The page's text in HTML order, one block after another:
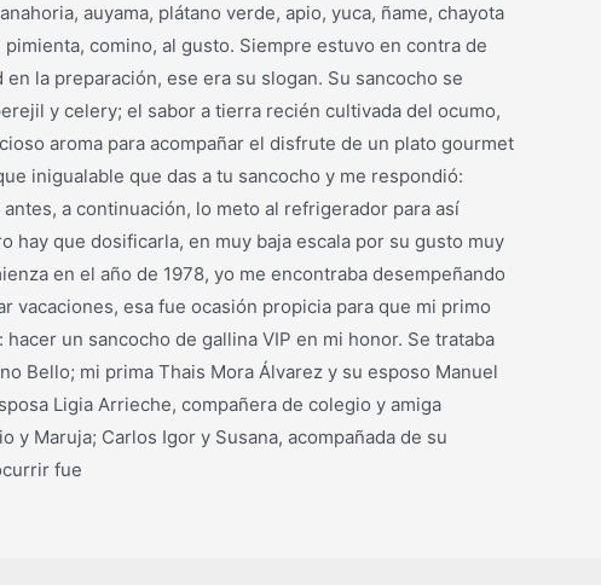
auyama, plátano verde, apio, yuca, ñame, chayota
comino, al gusto. Siempre estuvo en contra de
la preparación, ese era su slogan. Su sancocho se
y celery; el sabor a tierra recién cultivada del ocumo,
aroma para acompañar el disfrute de un plato gourmet
inigualable que das a tu sancocho y me respondió:
a continuación, lo meto al refrigerador para así
hay que dosificarla, en muy baja escala por su gusto muy
en el año de 1978, yo me encontraba desempeñando
vacaciones, esa fue ocasión propicia para que mi primo
un sancocho de gallina VIP en mi honor. Se trataba
Bello; mi prima Thais Mora Álvarez y su esposo Manuel
Ligia Arrieche, compañera de colegio y amiga
Maruja; Carlos Igor y Susana, acompañada de su
fue